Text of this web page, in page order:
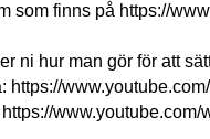
som finns på https://
ni hur man gör för att
https://
https://